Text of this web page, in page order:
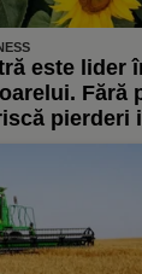
este lider
Fără
pierderi